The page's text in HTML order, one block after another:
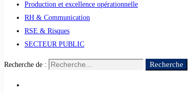
Production et excellence opérationnelle
RH & Communication
RSE & Risques
SECTEUR PUBLIC
Recherche de : Recherche